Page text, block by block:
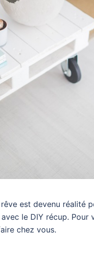
est devenu réalité
le DIY récup. Pour
chez vous.